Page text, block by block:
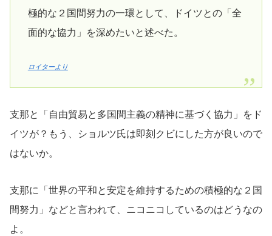
極的な２国間努力の一環として、ドイツとの「全
面的な協力」を深めたいと述べた。
ロイターより
支那と「自由貿易と多国間主義の精神に基づく協力」をド
イツが？もう、ショルツ氏は即刻クビにした方が良いので
はないか。
支那に「世界の平和と安定を維持するための積極的な２国
間努力」などと言われて、ニコニコしているのはどうなの
よ。